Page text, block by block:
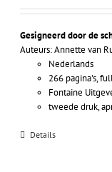
Gesigneerd door de
Auteurs: Annette van
Nederlands
266 pagina's,
Fontaine
tweede druk,
Details